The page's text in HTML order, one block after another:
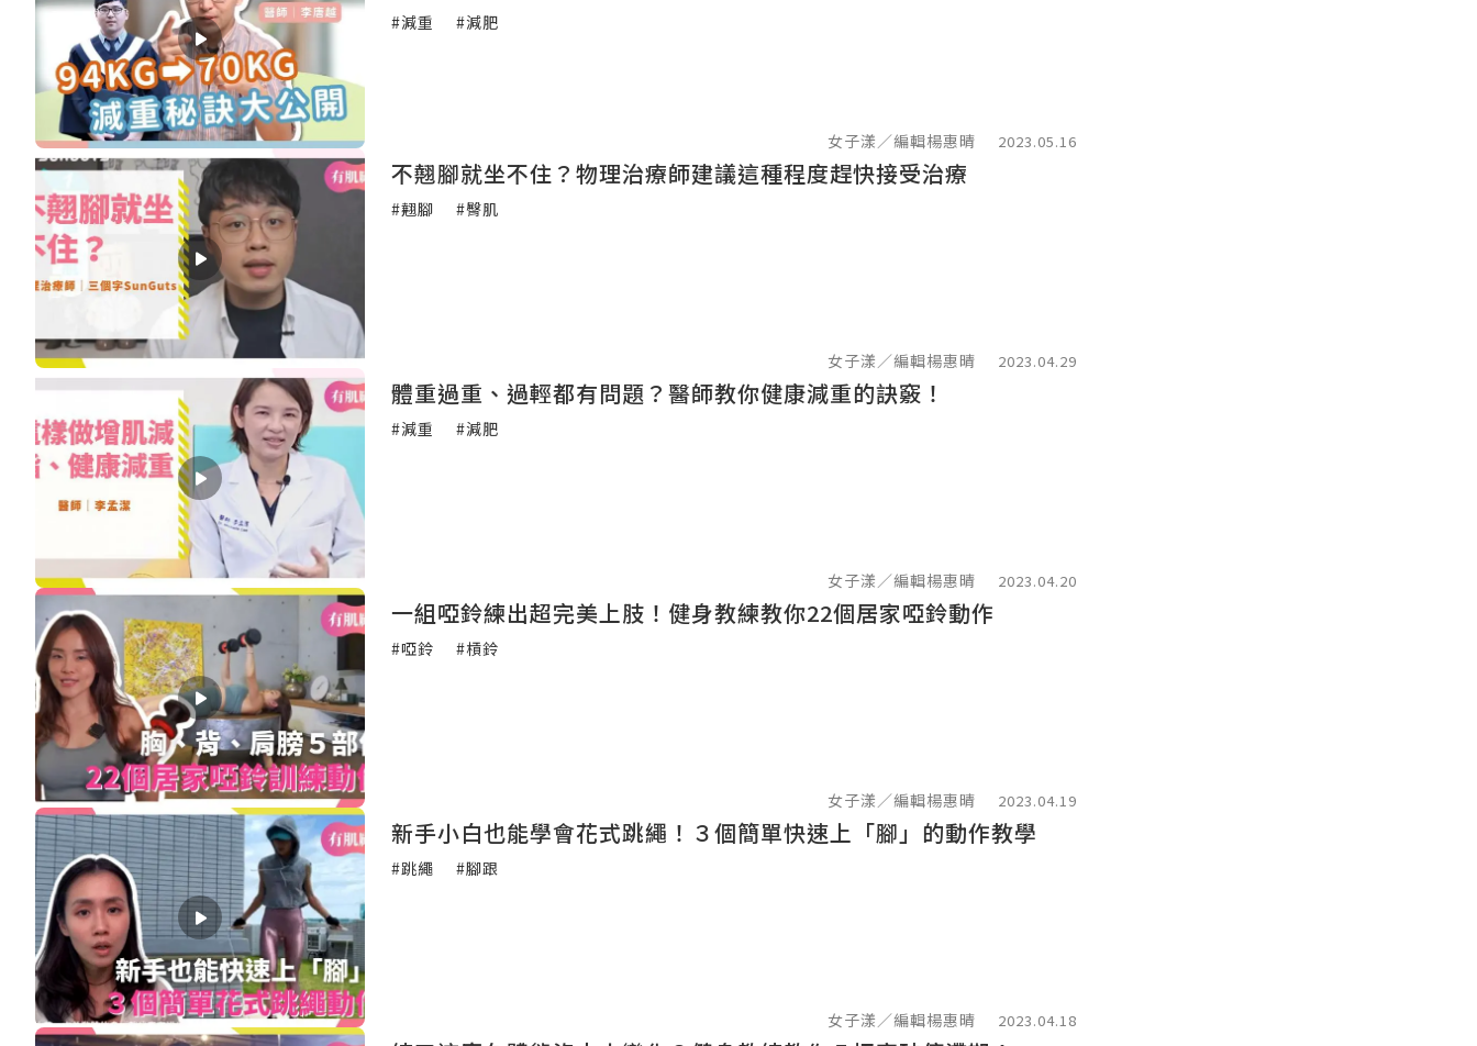
#減重 #減肥
女子漾／編輯楊惠晴 2023.05.16
不翹腳就坐不住？物理治療師建議這種程度趕快接受治療
#翹腳 #臀肌
女子漾／編輯楊惠晴 2023.04.29
體重過重、過輕都有問題？醫師教你健康減重的訣竅！
#減重 #減肥
女子漾／編輯楊惠晴 2023.04.20
一組啞鈴練出超完美上肢！健身教練教你22個居家啞鈴動作
#啞鈴 #槓鈴
女子漾／編輯楊惠晴 2023.04.19
新手小白也能學會花式跳繩！３個簡單快速上「腳」的動作教學
#跳繩 #腳跟
女子漾／編輯楊惠晴 2023.04.18